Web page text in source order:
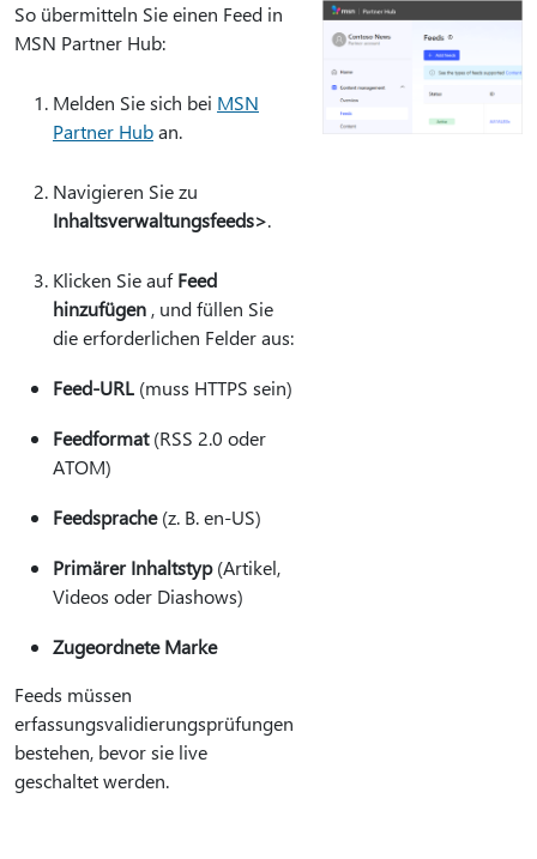
So übermitteln Sie einen Feed in
MSN Partner Hub:
Melden Sie sich bei MSN
Partner Huban.
Navigieren Sie zu
Inhaltsverwaltungsfeeds>.
Klicken Sie aufFeed
hinzufügen , und füllen Sie
die erforderlichen Felder aus:
Feed-URL (muss HTTPS sein)
Feedformat(RSS 2.0 oder
ATOM)
Feedsprache(z. B. en-US)
Primärer Inhaltstyp(Artikel,
Videos oder Diashows)
Zugeordnete Marke
Feeds müssen
erfassungsvalidierungsprüfungen
bestehen, bevor sie live
geschaltet werden.